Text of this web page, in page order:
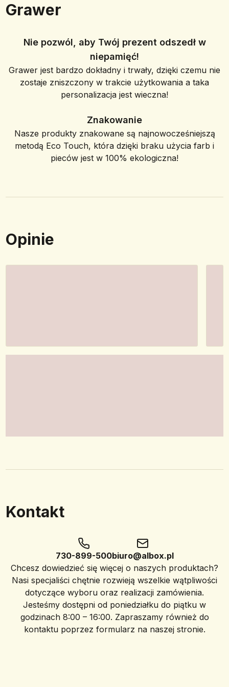
Grawer
Nie pozwól, aby Twój prezent odszedł w
niepamięć!
Grawer jest bardzo dokładny i trwały, dzięki czemu nie
zostaje zniszczony w trakcie użytkowania a taka
personalizacja jest wieczna!
Znakowanie
Nasze produkty znakowane są najnowocześniejszą
metodą Eco Touch, która dzięki braku użycia farb i
pieców jest w 100% ekologiczna!
Opinie
Kontakt
730-899-500biuro@albox.pl
Chcesz dowiedzieć się więcej o naszych produktach?
Nasi specjaliści chętnie rozwieją wszelkie wątpliwości
dotyczące wyboru oraz realizacji zamówienia.
Jesteśmy dostępni od poniedziałku do piątku w
godzinach 8:00 – 16:00. Zapraszamy również do
kontaktu poprzez formularz na naszej stronie.